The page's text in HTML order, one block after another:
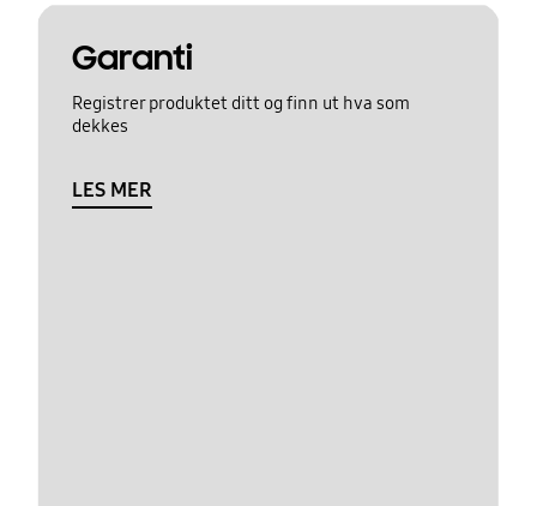
Garanti
Registrer produktet ditt og finn ut hva som
dekkes
LES MER